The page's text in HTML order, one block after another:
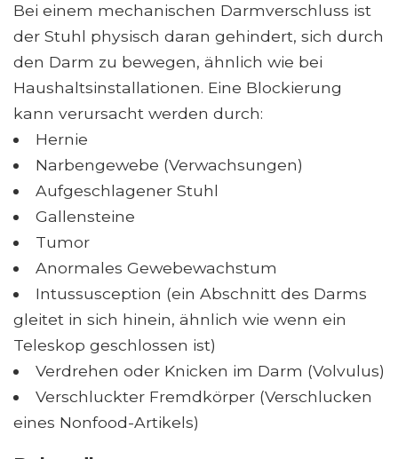
Bei einem mechanischen Darmverschluss ist
der Stuhl physisch daran gehindert, sich durch
den Darm zu bewegen, ähnlich wie bei
Haushaltsinstallationen. Eine Blockierung
kann verursacht werden durch:
Hernie
Narbengewebe (Verwachsungen)
Aufgeschlagener Stuhl
Gallensteine
Tumor
Anormales Gewebewachstum
Intussusception (ein Abschnitt des Darms
gleitet in sich hinein, ähnlich wie wenn ein
Teleskop geschlossen ist)
Verdrehen oder Knicken im Darm (Volvulus)
Verschluckter Fremdkörper (Verschlucken
eines Nonfood-Artikels)